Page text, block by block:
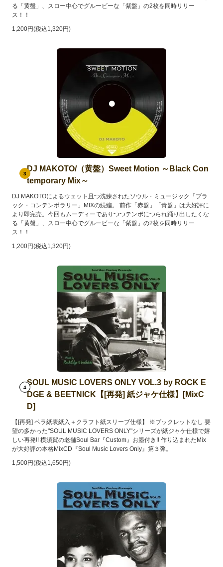
る「黄盤」、スロー中心でグルービーな「紫盤」の2枚を同時リリー
ス！！
1,200円(税込1,320円)
3
DJ MAKOTO/（黄盤）Sweet Motion ～Black Con
temporary Mix～
DJ MAKOTOによるウェット且つ洗練されたソウル・ミュージック「ブラ
ック・コンテンポラリー」MIXの続編。 前作「赤盤」「青盤」は大好評に
より即完売。今回もムーディーでありつつテンポにつられ踊り出したくな
る「黄盤」、スロー中心でグルービーな「紫盤」の2枚を同時リリー
ス！！
1,200円(税込1,320円)
4
SOUL MUSIC LOVERS ONLY VOL.3 by ROCK E
DGE & BEETNICK【[再発] 紙ジャケ仕様】[MixC
D]
【[再発] ペラ紙表紙入＋クラフト紙スリーブ仕様】 ※ブックレットなし 要
望の多かった"SOUL MUSIC LOVERS ONLY"シリーズが紙ジャケ仕様で嬉
しい再発!! 横須賀の老舗Soul Bar『Custom』お墨付き!! 作り込まれたMix
が大好評の本格MixCD『Soul Music Lovers Only』第３弾。
1,500円(税込1,650円)